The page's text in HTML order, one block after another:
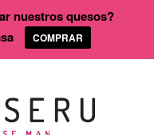
nuestros quesos?
COMPRAR